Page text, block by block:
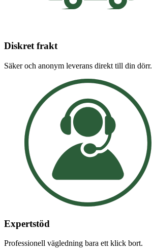
Diskret frakt
Säker och anonym leverans direkt till din dörr.
Expertstöd
Professionell vägledning bara ett klick bort.